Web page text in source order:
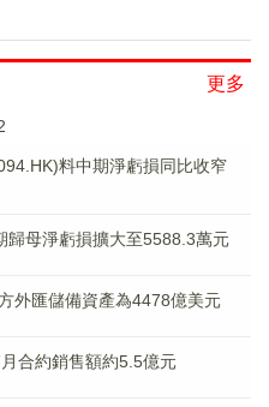
更多
料中期淨虧損同比收窄
歸母淨虧損擴大至5588.3萬元
外匯儲備資產為4478億美元
合約銷售額約5.5億元